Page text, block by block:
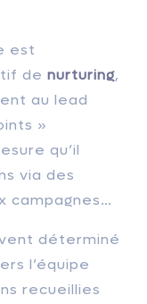
est
de nurturing,
au lead
»
qu’il
via des
campagnes…
déterminé
l’équipe
recueillies